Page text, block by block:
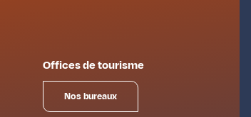
Offices de tourisme
Nos bureaux